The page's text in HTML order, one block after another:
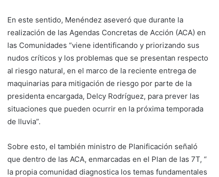
En este sentido, Menéndez aseveró que durante la
realización de las Agendas Concretas de Acción (ACA) en
las Comunidades “viene identificando y priorizando sus
nudos críticos y los problemas que se presentan respecto
al riesgo natural, en el marco de la reciente entrega de
maquinarias para mitigación de riesgo por parte de la
presidenta encargada, Delcy Rodríguez, para prever las
situaciones que pueden ocurrir en la próxima temporada
de lluvia”.
Sobre esto, el también ministro de Planificación señaló
que dentro de las ACA, enmarcadas en el Plan de las 7T, “
la propia comunidad diagnostica los temas fundamentales